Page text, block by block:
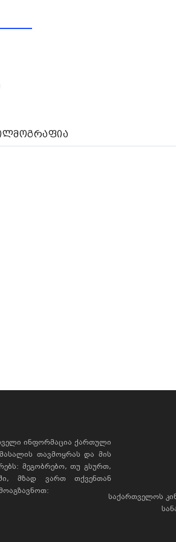
ინფორმაცია ქართული
თავმოყრას და მის
მეგობრებო, თუ გსურთ,
მზად ვართ თქვენთან
საქართველოს